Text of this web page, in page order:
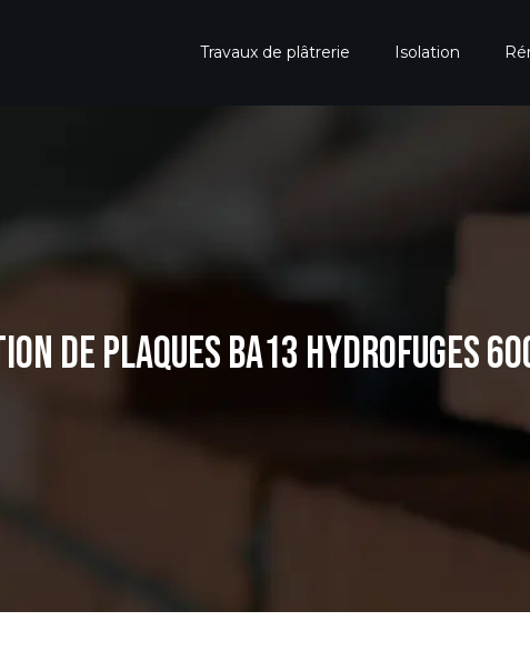
Travaux de plâtrerie Isolation
DE PLAQUES BA13 HYDROFUGES